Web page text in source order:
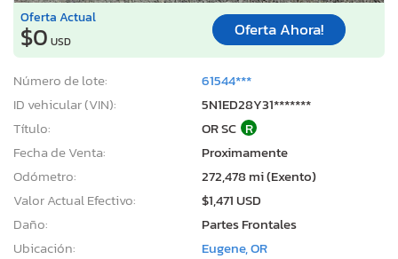
Oferta Actual
$0 USD
Oferta Ahora!
Número de lote:
61544***
ID vehicular (VIN):
5N1ED28Y31*******
Título:
OR SC R
Fecha de Venta:
Proximamente
Odómetro:
272,478 mi (Exento)
Valor Actual Efectivo:
$1,471 USD
Daño:
Partes Frontales
Ubicación:
Eugene, OR